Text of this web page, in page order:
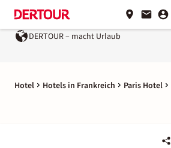
DERTOUR – macht Urlaub
Hotel Hotels in Frankreich Paris Hotel